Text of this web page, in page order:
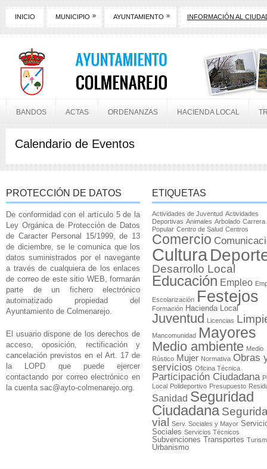
INICIO MUNICIPIO » AYUNTAMIENTO » INFORMACIÓN AL
BANDOS ACTAS ORDENANZAS HACIENDA LOCAL
Calendario de Eventos
PROTECCIÓN DE DATOS
De conformidad con el artículo 5 de la
Ley Orgánica de Protección de Datos
de Caracter Personal 15/1999, de 13
de diciembre, se le comunica que los
datos suministrados por el navegante
a través de cualquiera de los enlaces
de correo de este sitio WEB, formarán
parte de un fichero electrónico
automatizado propiedad del
Ayuntamiento de Colmenarejo.
El usuario dispone de los derechos de
acceso, oposición, rectificación y
cancelación previstos en el Art. 17 de
la LOPD que puede ejercer
contactando por correo electrónico en
la cuenta sac@ayto-colmenarejo.org.
ETIQUETAS
Actividades de Juventud Actividades
Deportivas Animales Arbolado Carrera
Popular Centro de Salud Centros
Comercio
Cultura
Desarrollo Local
Educación Empleo
Escolarización Festejos
Formación Hacienda Local
Juventud Licencias
Mancomunidad Mayores
Medio ambiente Medio
Rústico Mujer Normativa Obras
servicios Oficina Técnica
Participación Ciudadana
Local Polideportivo Presupuesto
Sanidad Seguridad
Ciudadana
vial
Serv. Sociales y Mayor
Sociales Servicios Técnicos
Subvenciones Transportes
Urbanismo